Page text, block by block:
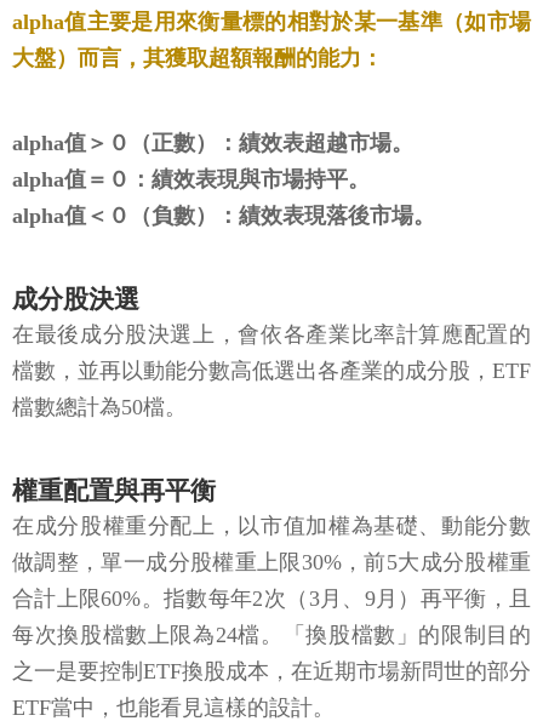
alpha值主要是用來衡量標的相對於某一基準（如市場
大盤）而言，其獲取超額報酬的能力：
alpha值＞０（正數）：績效表超越市場。
alpha值＝０：績效表現與市場持平。
alpha值＜０（負數）：績效表現落後市場。
成分股決選
在最後成分股決選上，會依各產業比率計算應配置的
檔數，並再以動能分數高低選出各產業的成分股，ETF
檔數總計為50檔。
權重配置與再平衡
在成分股權重分配上，以市值加權為基礎、動能分數
做調整，單一成分股權重上限30%，前5大成分股權重
合計上限60%。指數每年2次（3月、9月）再平衡，且
每次換股檔數上限為24檔。「換股檔數」的限制目的
之一是要控制ETF換股成本，在近期市場新問世的部分
ETF當中，也能看見這樣的設計。